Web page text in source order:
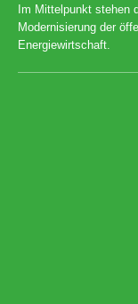
Im Mittelpunkt stehen
Modernisierung der
Energiewirtschaft.